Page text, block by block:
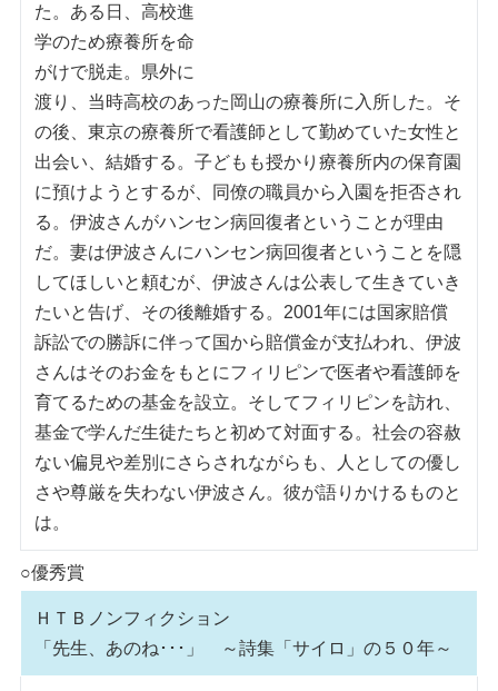
た。ある日、高校進
学のため療養所を命
がけで脱走。県外に
渡り、当時高校のあった岡山の療養所に入所した。そ
の後、東京の療養所で看護師として勤めていた女性と
出会い、結婚する。子どもも授かり療養所内の保育園
に預けようとするが、同僚の職員から入園を拒否され
る。伊波さんがハンセン病回復者ということが理由
だ。妻は伊波さんにハンセン病回復者ということを隠
してほしいと頼むが、伊波さんは公表して生きていき
たいと告げ、その後離婚する。2001年には国家賠償
訴訟での勝訴に伴って国から賠償金が支払われ、伊波
さんはそのお金をもとにフィリピンで医者や看護師を
育てるための基金を設立。そしてフィリピンを訪れ、
基金で学んだ生徒たちと初めて対面する。社会の容赦
ない偏見や差別にさらされながらも、人としての優し
さや尊厳を失わない伊波さん。彼が語りかけるものと
は。
○優秀賞
ＨＴＢノンフィクション
「先生、あのね･･･」 ～詩集「サイロ」の５０年～